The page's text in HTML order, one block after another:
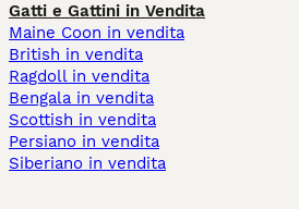
Gatti e Gattini in Vendita
Maine Coon in vendita
British in vendita
Ragdoll in vendita
Bengala in vendita
Scottish in vendita
Persiano in vendita
Siberiano in vendita